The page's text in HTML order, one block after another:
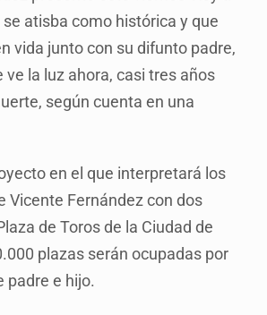
se atisba como histórica y que
vida junto con su difunto padre,
ve la luz ahora, casi tres años
según cuenta en una
en el que interpretará los
Vicente Fernández con dos
de Toros de la Ciudad de
plazas serán ocupadas por
padre e hijo.